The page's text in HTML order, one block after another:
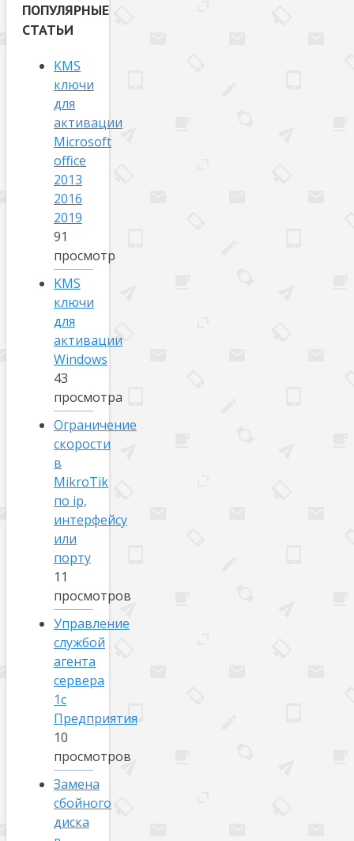
ПОПУЛЯРНЫЕ
СТАТЬИ
KMS
ключи
для
активации
Microsoft
office
2013
2016
2019
91
просмотр
KMS
ключи
для
активации
Windows
43
просмотра
Ограничение
скорости
в
MikroTik
по ip,
интерфейсу
или
порту
11
просмотров
Управление
службой
агента
сервера
1с
Предприятия
10
просмотров
Замена
сбойного
диска